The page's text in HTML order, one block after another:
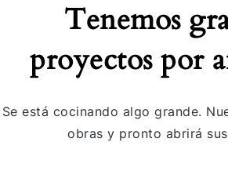
Tenemos
proyectos por
Se está cocinando algo grande.
obras y pronto abrirá